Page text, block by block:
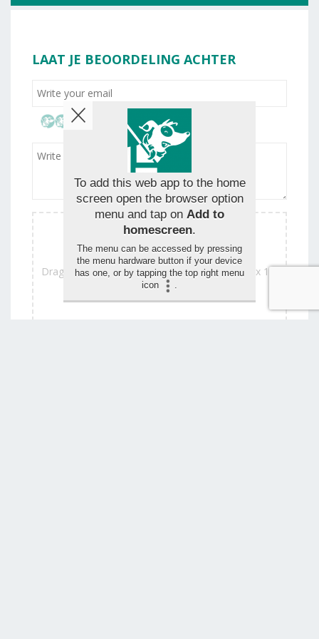
LAAT JE BEOORDELING ACHTER
Drag and drop your images for the review (max 1,5
mo)
To add this web app to the home
screen open the browser option
menu and tap on Add to
homescreen.
The menu can be accessed by pressing
the menu hardware button if your device
has one, or by tapping the top right menu
icon
.